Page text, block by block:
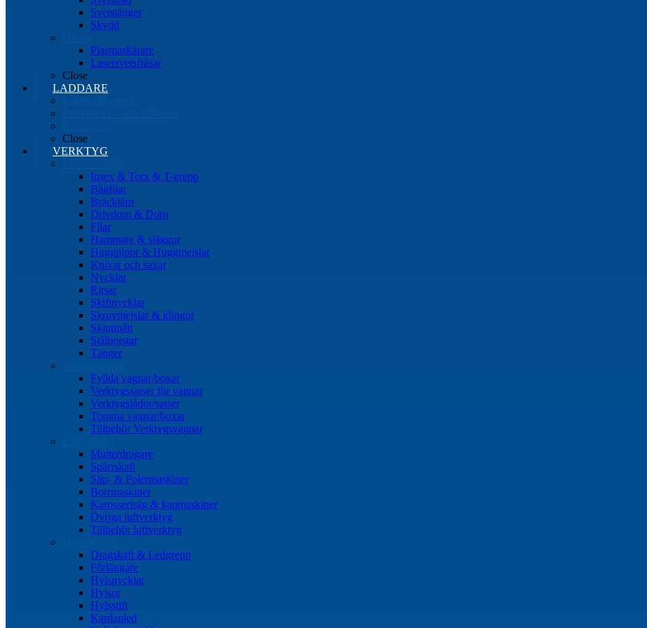
Svetstänger
Skydd
Plasmaskärare
Lasersvetsfräsar
Close
LADDARE
Close
VERKTYG
Insex & Torx & T-grepp
Bågfilar
Bräckjärn
Drivdorn & Dorn
Filar
Hammare & släggor
Huggpipor & Huggmejslar
Knivar och saxar
Nycklar
Ritsar
Skiftnycklar
Skruvmejslar & klingor
Skjutmått
Stålborstar
Tänger
Fyllda vagnar/boxar
Verktygssatser för vagnar
Verktygslådor/satser
Tomma vagnar/boxar
Tillbehör Verktygsvagnar
Mutterdragare
Spärrskaft
Slip- & Polermaskiner
Borrmaskiner
Karosserisåg & kapmaskiner
Övriga luftverktyg
Tillbehör luftverktyg
Dragskaft & Ledgrepp
Förlängare
Hylsnycklar
Hylsor
Hylsstift
Kardanled